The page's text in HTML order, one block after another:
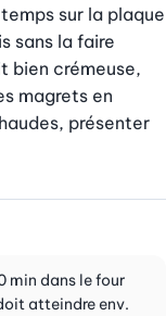
sur la plaque
sans la faire
bien crémeuse,
magrets en
présenter
min dans le four
atteindre env.